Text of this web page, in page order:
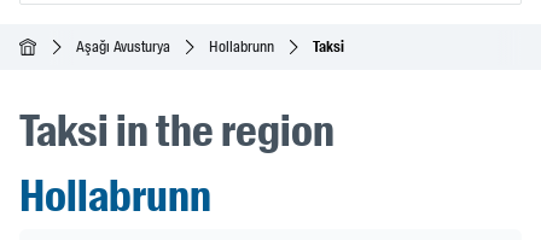
Ana SayfaAşağı Avusturya Hollabrunn Taksi
Taksi in the region
Hollabrunn